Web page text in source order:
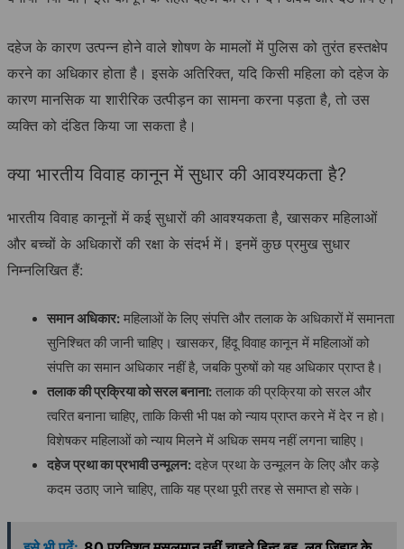
दहेज के कारण उत्पन्न होने वाले शोषण के मामलों में पुलिस को तुरंत हस्तक्षेप
करने का अधिकार होता है। इसके अतिरिक्त, यदि किसी महिला को दहेज के
कारण मानसिक या शारीरिक उत्पीड़न का सामना करना पड़ता है, तो उस
व्यक्ति को दंडित किया जा सकता है।
क्या भारतीय विवाह कानून में सुधार की आवश्यकता है?
भारतीय विवाह कानूनों में कई सुधारों की आवश्यकता है, खासकर महिलाओं
और बच्चों के अधिकारों की रक्षा के संदर्भ में। इनमें कुछ प्रमुख सुधार
निम्नलिखित हैं:
समानअधिकार:महिलाओं के लिए संपत्ति और तलाक के अधिकारों में समानता
सुनिश्चित की जानी चाहिए। खासकर, हिंदू विवाह कानून में महिलाओं को
संपत्ति का समान अधिकार नहीं है, जबकि पुरुषों को यह अधिकार प्राप्त है।
तलाककीप्रक्रियाकोसरलबनाना:तलाक की प्रक्रिया को सरल और
त्वरित बनाना चाहिए, ताकि किसी भी पक्ष को न्याय प्राप्त करने में देर न हो।
विशेषकर महिलाओं को न्याय मिलने में अधिक समय नहीं लगना चाहिए।
दहेजप्रथाकाप्रभावीउन्मूलन:दहेज प्रथा के उन्मूलन के लिए और कड़े
कदम उठाए जाने चाहिए, ताकि यह प्रथा पूरी तरह से समाप्त हो सके।